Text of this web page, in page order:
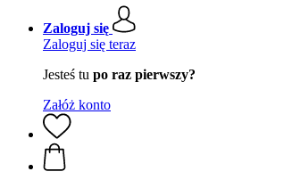
Zaloguj się
Zaloguj się teraz
Jesteś tu po raz pierwszy?
Załóż konto